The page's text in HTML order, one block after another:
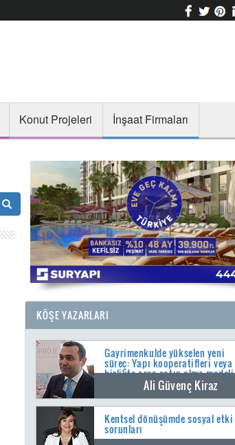
Konut Projeleri İnşaat Firmaları
KÖŞE YAZARLARI
Gayrimenkulde yükselen yeni
süreç: Yapı kooperatifleri veya
birlikte arsa satın alma modeli
Ali Güvenç Kiraz
Kentsel dönüşümde sosyal etki
sorunları